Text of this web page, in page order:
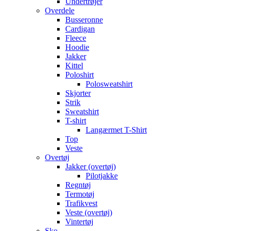
Overdele
Busseronne
Cardigan
Fleece
Hoodie
Jakker
Kittel
Poloshirt
Polosweatshirt
Skjorter
Strik
Sweatshirt
T-shirt
Langærmet T-Shirt
Top
Veste
Overtøj
Jakker (overtøj)
Pilotjakke
Regntøj
Termotøj
Trafikvest
Veste (overtøj)
Vintertøj